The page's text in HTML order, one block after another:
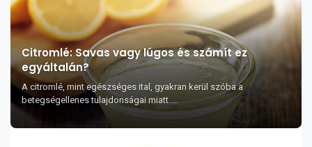
Citromlé: Savas vagy lúgos és számít ez
egyáltalán?
A citromlé, mint egészséges ital, gyakran kerül szóba a
betegségellenes tulajdonságai miatt....